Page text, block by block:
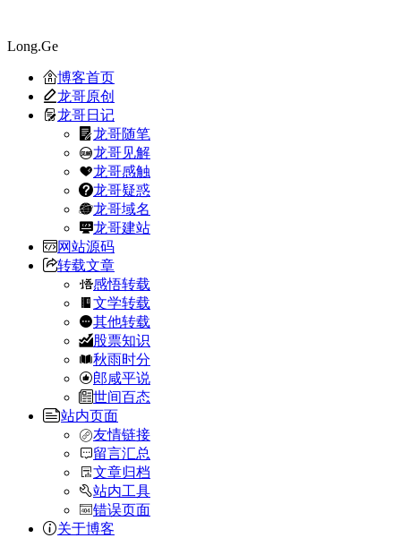
Long.Ge
博客首页
龙哥原创
龙哥日记
龙哥随笔
龙哥见解
龙哥感触
龙哥疑惑
龙哥域名
龙哥建站
网站源码
转载文章
感悟转载
文学转载
其他转载
股票知识
秋雨时分
郎咸平说
世间百态
站内页面
友情链接
留言汇总
文章归档
站内工具
错误页面
关于博客